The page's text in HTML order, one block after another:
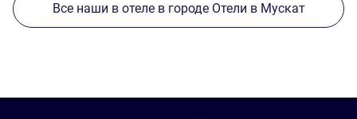
Все наши в отеле в городе Отели в Мускат